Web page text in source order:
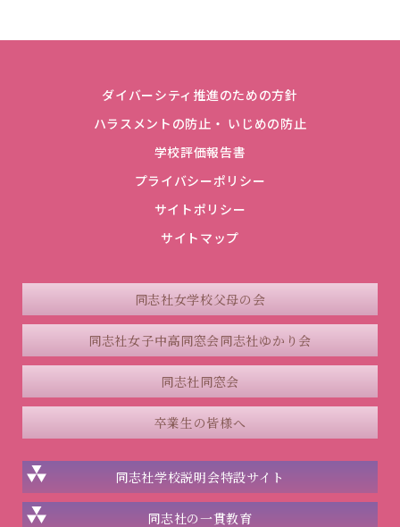
ダイバーシティ推進のための方針
ハラスメントの防止・ いじめの防止
学校評価報告書
プライバシーポリシー
サイトポリシー
サイトマップ
同志社女学校父母の会
同志社女子中高同窓会同志社ゆかり会
同志社同窓会
卒業生の皆様へ
同志社学校説明会特設サイト
同志社の一貫教育